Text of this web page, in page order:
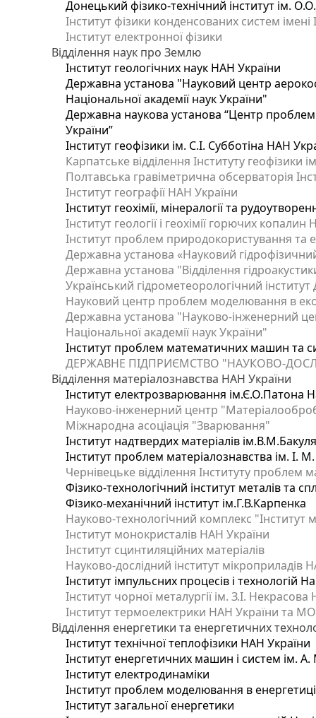
Донецький фізико-технічний інститут ім.
Інститут фізики конденсованих систем
Інститут електронної фізики
Відділення наук про Землю
Інститут геологічних наук НАН України
Державна установа "Науковий центр
Національної академії наук України"
Державна наукова установа “Центр проблем
України”
Інститут геофізики ім. С.І. Субботіна НАН
Карпатське відділення Інституту геофізики
Полтавська гравіметрична обсерваторія
Інститут географії НАН України
Інститут геохімії, мінералогії та
Інститут геології і геохімії горючих
Інститут проблем природокористування та
Державна установа «Науковий
Державна установа "Відділення
Український гідрометеорологічний
Науковий центр проблем моделювання в
Державна установа "Науково-інженерний
Національної академії наук України"
Інститут проблем математичних машин та
ДЕРЖАВНЕ ПІДПРИЄМСТВО "НАУКОВО-
Відділення матеріалознавства НАН України
Інститут електрозварювання ім.Є.О.Патона
Науково-інженерний центр
Міжнародна асоціація "Зварювання"
Інститут надтвердих матеріалів
Інститут проблем матеріалознавства ім. І.
Чернівецьке відділення Інституту проблем
Фізико-технологічний інститут металів та
Фізико-механічний інститут ім.Г.В.Карпенка
Науково-технологічний комплекс "Інститут
Інститут монокристалів НАН України
Інститут сцинтиляційних матеріалів
Науково-дослідний інститут мікроприладів
Інститут імпульсних процесів і технологій
Інститут чорної металургії ім. З.І.
Інститут термоелектрики НАН України та
Відділення енергетики та енергетичних
Інститут технічної теплофізики НАН України
Інститут енергетичних машин і систем ім.
Інститут електродинаміки
Інститут проблем моделювання в
Інститут загальної енергетики